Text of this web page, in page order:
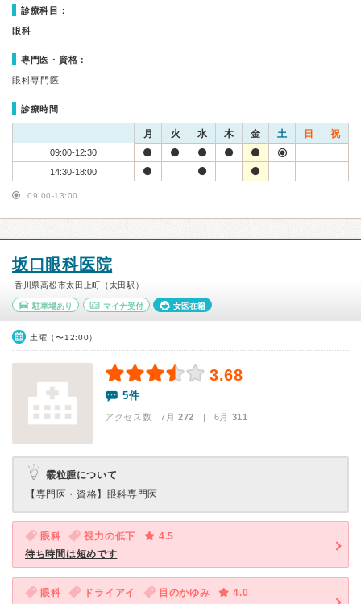
診療科目：
眼科
専門医・資格：
眼科専門医
診療時間
月 火 水 木 金 土 日 祝
09:00-12:30
14:30-18:00
09:00-13:00
坂口眼科医院
香川県高松市太田上町（太田駅）
駐車場あり マイナ受付 女医在籍
土曜（〜12:00）
3.68
5件
アクセス数 7月:272 | 6月:311
霰粒腫について
【専門医・資格】 眼科専門医
眼科 視力の低下
4.5
待ち時間は短めです
眼科 ドライアイ 目のかゆみ
4.0